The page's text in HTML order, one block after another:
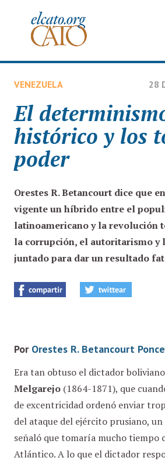
VENEZUELA 28
El
histórico y los
poder
Orestes R. Betancourt dice que
vigente un híbrido entre el
latinoamericano y la revolución
la corrupción, el autoritarismo y
juntado para dar un resultado
Por Orestes R. Betancourt
Era tan obtuso el dictador boliviano
Melgarejo (1864-1871), que
de excentricidad ordenó enviar
del ataque del ejército prusiano,
señaló que tomaría mucho tiempo
Atlántico. A lo que el dictador